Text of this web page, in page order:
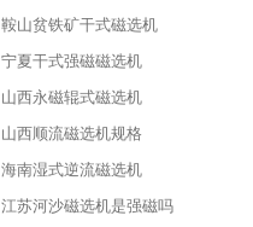
鞍山贫铁矿干式磁选机
宁夏干式强磁磁选机
山西永磁辊式磁选机
山西顺流磁选机规格
海南湿式逆流磁选机
江苏河沙磁选机是强磁吗